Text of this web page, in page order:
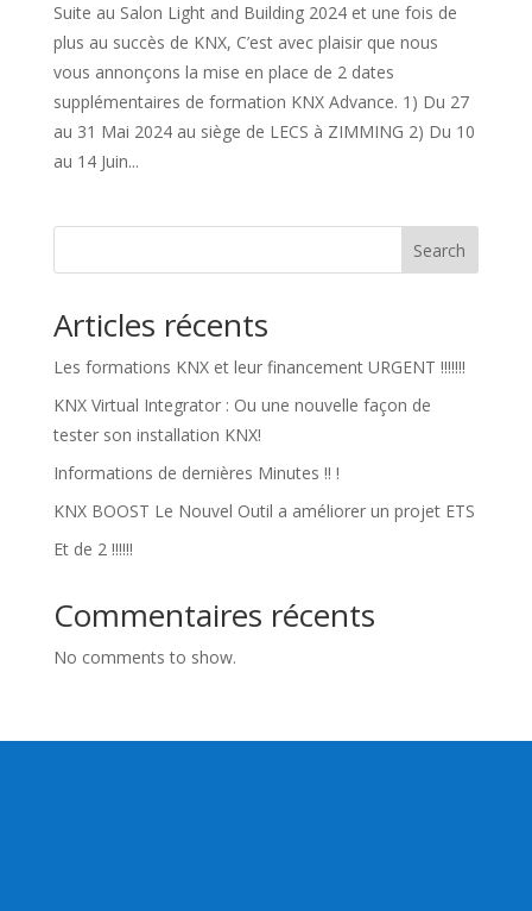
Suite au Salon Light and Building 2024 et une fois de
plus au succès de KNX, C’est avec plaisir que nous
vous annonçons la mise en place de 2 dates
supplémentaires de formation KNX Advance. 1) Du 27
au 31 Mai 2024 au siège de LECS à ZIMMING 2) Du 10
au 14 Juin...
Search
Articles récents
Les formations KNX et leur financement URGENT !!!!!!!
KNX Virtual Integrator : Ou une nouvelle façon de
tester son installation KNX!
Informations de dernières Minutes !! !
KNX BOOST Le Nouvel Outil a améliorer un projet ETS
Et de 2 !!!!!!
Commentaires récents
No comments to show.